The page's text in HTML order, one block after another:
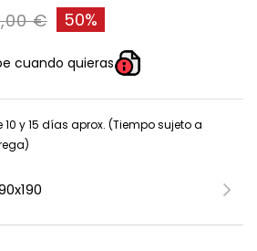
€ 50%
cuando quieras
10 y 15 días aprox. (Tiempo sujeto a